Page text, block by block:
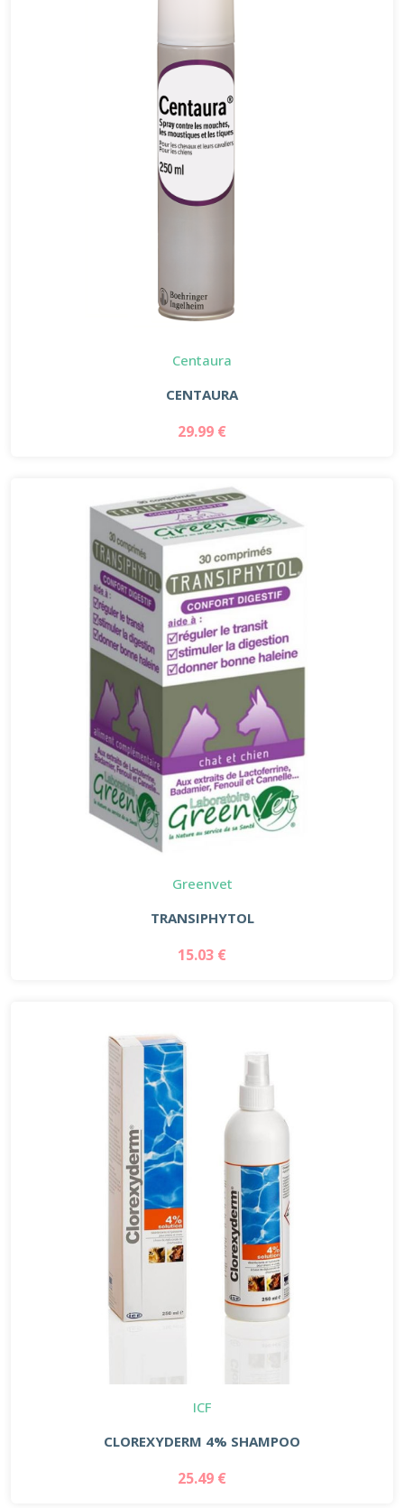
Centaura
CENTAURA
29.99 €
Greenvet
TRANSIPHYTOL
15.03 €
ICF
CLOREXYDERM 4% SHAMPOO
25.49 €